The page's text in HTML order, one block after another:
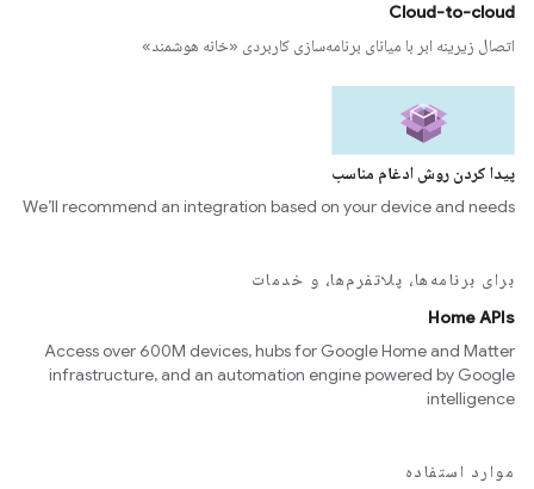
Cloud-to-cloud
اتصال زیرینه ابر با میانای برنامه‌سازی کاربردی «خانه هوشمند»
پیدا کردن روش ادغام مناسب
We’ll recommend an integration based on your device and needs
برای برنامه‌ها، پلاتفرم‌ها، و خدمات
Home APIs
Access over 600M devices, hubs for Google Home and Matter
infrastructure, and an automation engine powered by Google
intelligence
موارد استفاده